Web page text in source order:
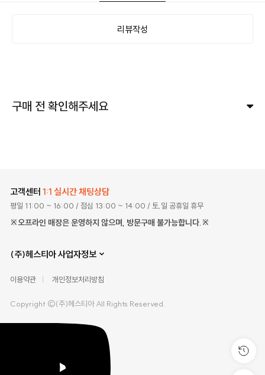
리뷰작성
구매 전 확인해주세요
고객센터 1:1 실시간 채팅상담
평일 11:00 ~ 16:00 / 점심 13:00 ~ 14:00 / 토,일 공휴일 휴무
※오프라인 매장은 운영하지 않으며, 방문구매 불가능합니다.※
(주)헤스티아 사업자정보
이용약관 개인정보처리방침
Copyright ©(주)헤스티아 All Rights Reserved.